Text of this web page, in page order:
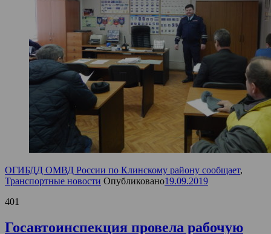
ОГИБДД ОМВД России по Клинскому району сообщает,
Транспортные новости Опубликовано19.09.2019
401
Госавтоинспекция провела рабочую